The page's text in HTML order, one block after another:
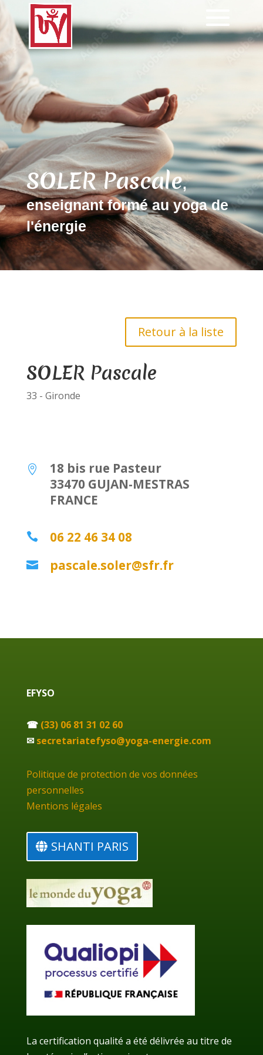
SOLER Pascale,
enseignant formé au yoga de
l'énergie
Retour à la liste
SOLER Pascale
33 - Gironde

18 bis rue Pasteur
33470 GUJAN-MESTRAS
FRANCE
 06 22 46 34 08
 pascale.soler@sfr.fr
EFYSO
☎ (33) 06 81 31 02 60
✉ secretariatefyso@yoga-energie.com
Politique de protection de vos données
personnelles
Mentions légales
SHANTI PARIS
La certification qualité a été délivrée au titre de